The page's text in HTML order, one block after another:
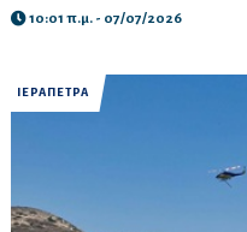
10:01 π.μ. - 07/07/2026
ΙΕΡΑΠΕΤΡΑ